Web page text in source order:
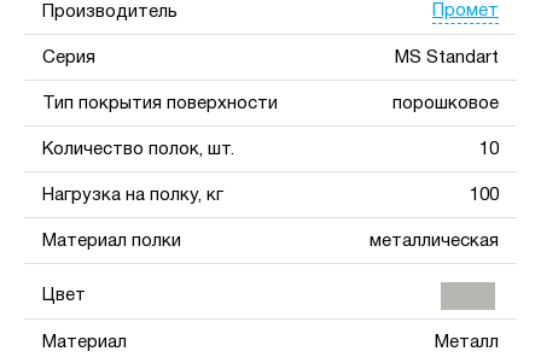
Производитель Промет
Серия MS Standart
Тип покрытия поверхности порошковое
Количество полок, шт. 10
Нагрузка на полку, кг 100
Материал полки металлическая
Цвет
Материал Металл